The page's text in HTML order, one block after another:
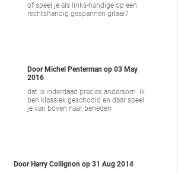
of speel je als links-handige op een
rechtshandig gespannen gitaar?
DoorMichel Penterman op 03 May
2016
dat is inderdaad precies andersom. Ik
ben klassiek geschoold en daar speel
je van boven naar beneden
DoorHarry Collignon op31 Aug 2014